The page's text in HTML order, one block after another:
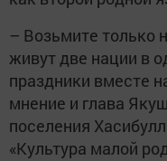
– Возьмите только
живут две нации в
праздники вместе
мнение и глава
поселения
«Культура малой